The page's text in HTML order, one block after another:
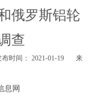
俄罗斯铝轮
查
时间： 2021-01-19 来
息网